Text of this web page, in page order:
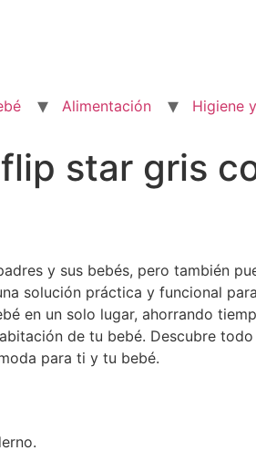
Alimentación Higiene
star gris
y sus bebés, pero también
solución práctica y funcional
en un solo lugar, ahorrando
de tu bebé. Descubre
para ti y tu bebé.